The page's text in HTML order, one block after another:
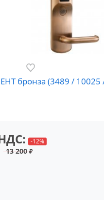
бронза (3489 /
-12%
13 200₽